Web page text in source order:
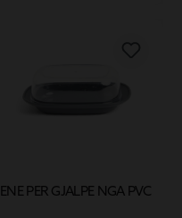
ENE PER GJALPE NGA PVC